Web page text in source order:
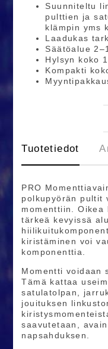
Suunniteltu
pulttien ja
klämpin yms
Laadukas
Säätöalue
Hylsyn koko
Kompakti
Tuotetiedot
PRO
polkupyörän pultit
momenttiin. Oikea
tärkeä kevyissä
kiristäminen voi
komponenttia.
Momentti voidaan
Tämä kattaa
satulatolpan,
jouituksen
saavutetaan,
napsahduksen.